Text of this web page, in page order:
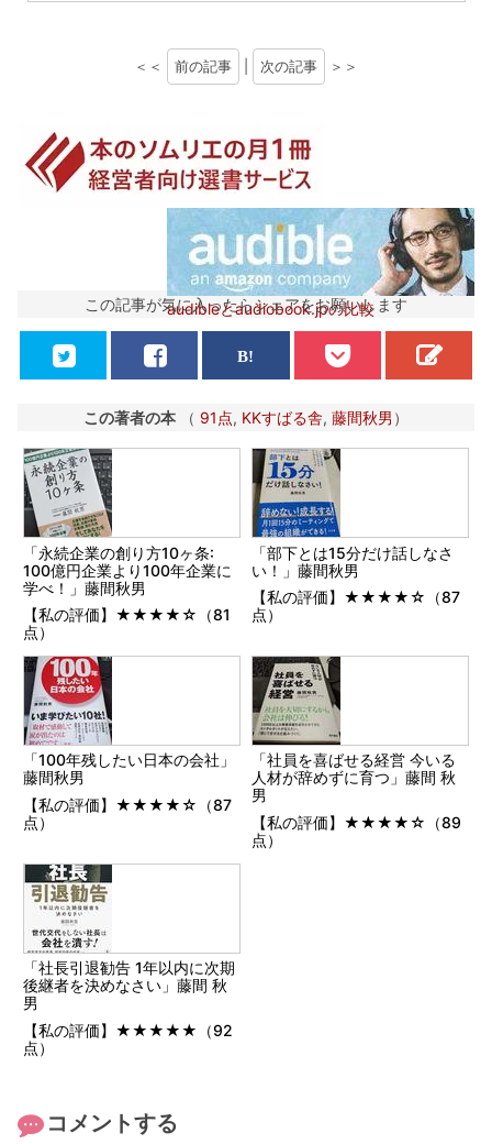
＜＜ 前の記事 次の記事 ＞＞
audibleとaudiobook.jpの比較
この記事が気に入ったらシェアをお願いします
この著者の本 （ 91点, KKすばる舎, 藤間秋男 ）
「永続企業の創り方10ヶ条:
100億円企業より100年企業に
学べ！」藤間秋男
【私の評価】★★★★☆（81
点）
「部下とは15分だけ話しなさ
い！」藤間秋男
【私の評価】★★★★☆（87
点）
「100年残したい日本の会社」
藤間秋男
【私の評価】★★★★☆（87
点）
「社員を喜ばせる経営 今いる
人材が辞めずに育つ」藤間 秋
男
【私の評価】★★★★☆（89
点）
「社長引退勧告 1年以内に次期
後継者を決めなさい」藤間 秋
男
【私の評価】★★★★★（92
点）
コメントする